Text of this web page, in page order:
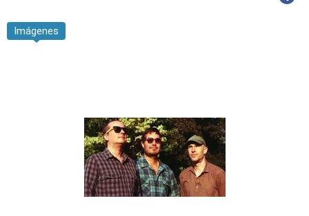
Imágenes